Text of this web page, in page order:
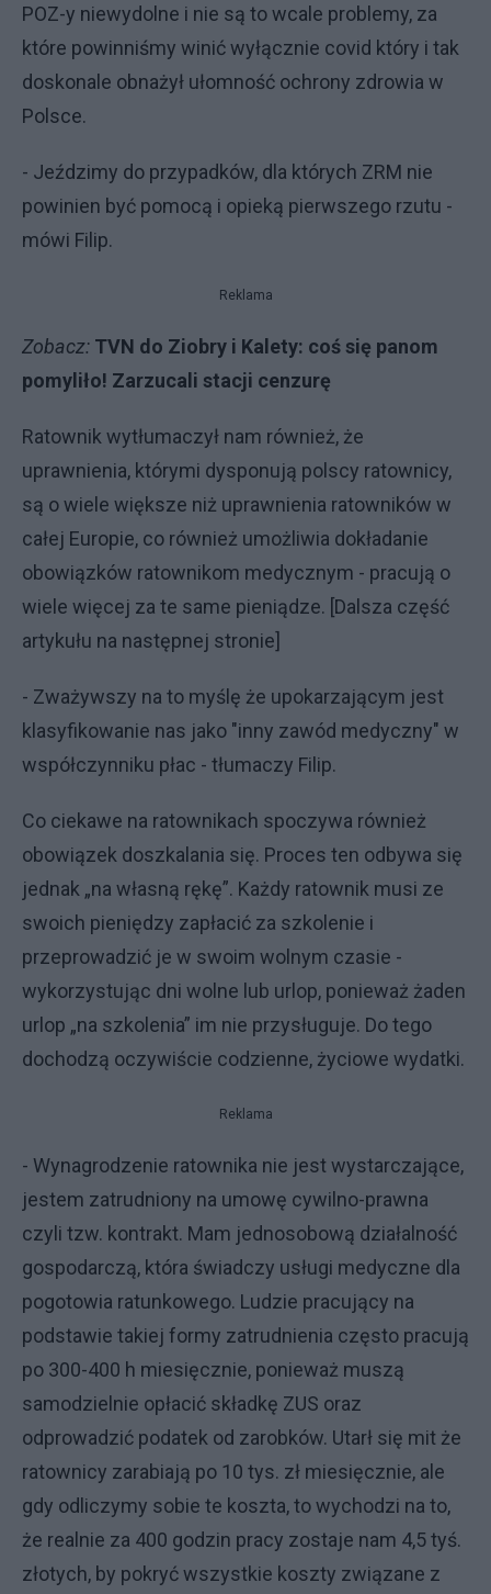
POZ-y niewydolne i nie są to wcale problemy, za
które powinniśmy winić wyłącznie covid który i tak
doskonale obnażył ułomność ochrony zdrowia w
Polsce.
- Jeździmy do przypadków, dla których ZRM nie
powinien być pomocą i opieką pierwszego rzutu -
mówi Filip.
Reklama
Zobacz: TVN do Ziobry i Kalety: coś się panom
pomyliło! Zarzucali stacji cenzurę
Ratownik wytłumaczył nam również, że
uprawnienia, którymi dysponują polscy ratownicy,
są o wiele większe niż uprawnienia ratowników w
całej Europie, co również umożliwia dokładanie
obowiązków ratownikom medycznym - pracują o
wiele więcej za te same pieniądze. [Dalsza część
artykułu na następnej stronie]
- Zważywszy na to myślę że upokarzającym jest
klasyfikowanie nas jako "inny zawód medyczny" w
współczynniku płac - tłumaczy Filip.
Co ciekawe na ratownikach spoczywa również
obowiązek doszkalania się. Proces ten odbywa się
jednak „na własną rękę”. Każdy ratownik musi ze
swoich pieniędzy zapłacić za szkolenie i
przeprowadzić je w swoim wolnym czasie -
wykorzystując dni wolne lub urlop, ponieważ żaden
urlop „na szkolenia” im nie przysługuje. Do tego
dochodzą oczywiście codzienne, życiowe wydatki.
Reklama
- Wynagrodzenie ratownika nie jest wystarczające,
jestem zatrudniony na umowę cywilno-prawna
czyli tzw. kontrakt. Mam jednosobową działalność
gospodarczą, która świadczy usługi medyczne dla
pogotowia ratunkowego. Ludzie pracujący na
podstawie takiej formy zatrudnienia często pracują
po 300-400 h miesięcznie, ponieważ muszą
samodzielnie opłacić składkę ZUS oraz
odprowadzić podatek od zarobków. Utarł się mit że
ratownicy zarabiają po 10 tys. zł miesięcznie, ale
gdy odliczymy sobie te koszta, to wychodzi na to,
że realnie za 400 godzin pracy zostaje nam 4,5 tyś.
złotych, by pokryć wszystkie koszty związane z